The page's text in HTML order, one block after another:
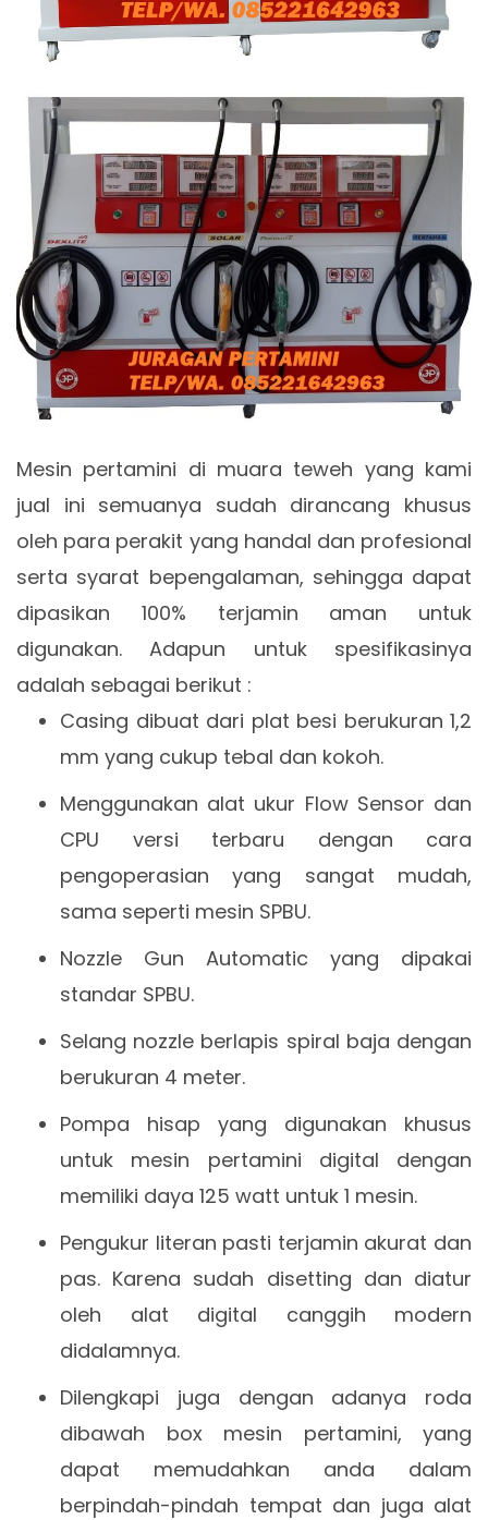
Mesin pertamini di muara teweh yang kami
jual ini semuanya sudah dirancang khusus
oleh para perakit yang handal dan profesional
serta syarat bepengalaman, sehingga dapat
dipasikan 100% terjamin aman untuk
digunakan. Adapun untuk spesifikasinya
adalah sebagai berikut :
Casing dibuat dari plat besi berukuran 1,2
mm yang cukup tebal dan kokoh.
Menggunakan alat ukur Flow Sensor dan
CPU versi terbaru dengan cara
pengoperasian yang sangat mudah,
sama seperti mesin SPBU.
Nozzle Gun Automatic yang dipakai
standar SPBU.
Selang nozzle berlapis spiral baja dengan
berukuran 4 meter.
Pompa hisap yang digunakan khusus
untuk mesin pertamini digital dengan
memiliki daya 125 watt untuk 1 mesin.
Pengukur literan pasti terjamin akurat dan
pas. Karena sudah disetting dan diatur
oleh alat digital canggih modern
didalamnya.
Dilengkapi juga dengan adanya roda
dibawah box mesin pertamini, yang
dapat memudahkan anda dalam
berpindah-pindah tempat dan juga alat